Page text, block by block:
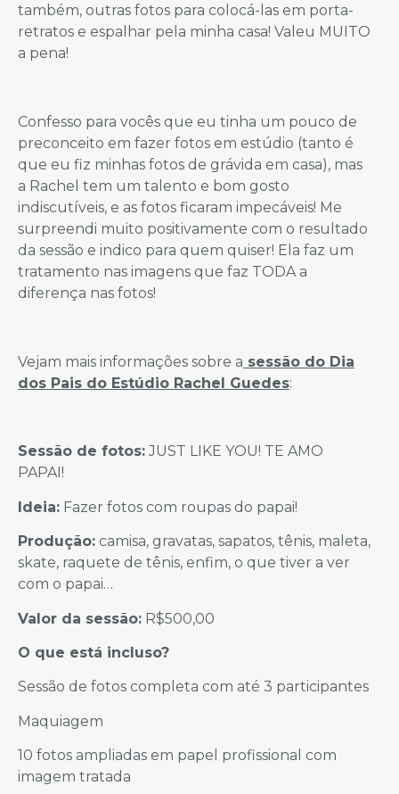
também, outras fotos para colocá-las em porta-
retratos e espalhar pela minha casa! Valeu MUITO
a pena!
Confesso para vocês que eu tinha um pouco de
preconceito em fazer fotos em estúdio (tanto é
que eu fiz minhas fotos de grávida em casa), mas
a Rachel tem um talento e bom gosto
indiscutíveis, e as fotos ficaram impecáveis! Me
surpreendi muito positivamente com o resultado
da sessão e indico para quem quiser! Ela faz um
tratamento nas imagens que faz TODA a
diferença nas fotos!
Vejam mais informações sobre a sessão do Dia
dos Pais do Estúdio Rachel Guedes:
Sessão de fotos:JUST LIKE YOU! TE AMO
PAPAI!
Ideia: Fazer fotos com roupas do papai!
Produção: camisa, gravatas, sapatos, tênis, maleta,
skate, raquete de tênis, enfim, o que tiver a ver
com o papai…
Valor da sessão: R$500,00
O que está incluso?
Sessão de fotos completa com até 3 participantes
Maquiagem
10 fotos ampliadas em papel profissional com
imagem tratada